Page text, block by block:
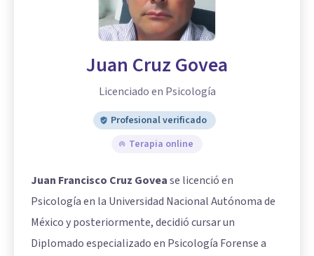
Juan Cruz Govea
Licenciado en Psicología
Profesional verificado
Terapia online
Juan Francisco Cruz Govease licenció en
Psicología en la Universidad Nacional Autónoma de
México y posteriormente, decidió cursar un
Diplomado especializado en Psicología Forense a